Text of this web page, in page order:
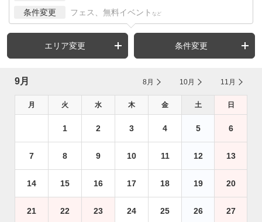
条件変更 フェス、無料イベント など
エリア変更 条件変更
9月 8月 10月 11月
月 火 水 木 金 土 日
1 2 3 4 5 6
7 8 9 10 11 12 13
14 15 16 17 18 19 20
21 22 23 24 25 26 27